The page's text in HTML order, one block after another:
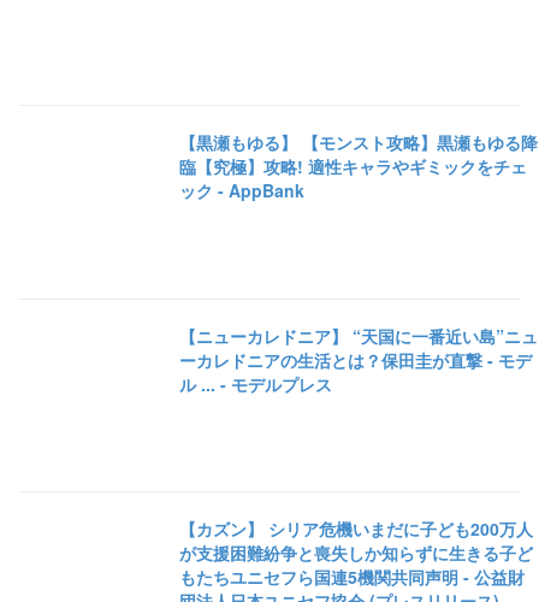
【黒瀬もゆる】 【モンスト攻略】黒瀬もゆる降
臨【究極】攻略! 適性キャラやギミックをチェ
ック - AppBank
【ニューカレドニア】 “天国に一番近い島”ニュ
ーカレドニアの生活とは？保田圭が直撃 - モデ
ル ... - モデルプレス
【カズン】 シリア危機いまだに子ども200万人
が支援困難紛争と喪失しか知らずに生きる子ど
もたちユニセフら国連5機関共同声明 - 公益財